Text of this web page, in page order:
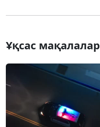
Ұқсас мақалалар